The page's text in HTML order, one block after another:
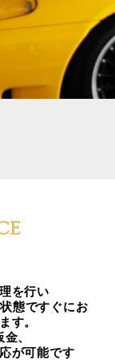
を行い
態ですぐにお
す。
、
が可能です